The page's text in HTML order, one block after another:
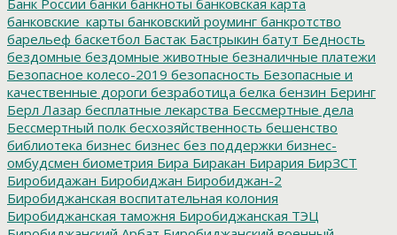
банковские_карты банковский роуминг банкротство
барельеф баскетбол Бастак Бастрыкин батут Бедность
бездомные бездомные животные безналичные платежи
Безопасное колесо-2019 безопасность Безопасные и
качественные дороги безработица белка бензин Беринг
Берл Лазар бесплатные лекарства Бессмертные дела
Бессмертный полк бесхозяйственность бешенство
библиотека бизнес бизнес без поддержки бизнес-
омбудсмен биометрия Бира Биракан Бирария БирЗСТ
Биробидажан Биробиджан Биробиджан-2
Биробиджанская воспитательная колония
Биробиджанская таможня Биробиджанская ТЭЦ